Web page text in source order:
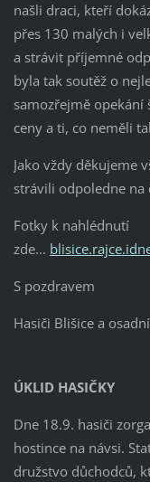
našli draci, kteří
přes 130 malých i
a strávit příjemné
byla tak soutěž o
samozřejmě opekání
ceny a ti, co neměli
Jako vždy děkujeme
strávili odpoledne na
Fotky k nahlédnutí
zde...
S pozdravem
Hasiči Blišice a
ÚKLID HASIČKY
Dne 18.9. hasiči
hostince na návsi.
družstvo důchodců,